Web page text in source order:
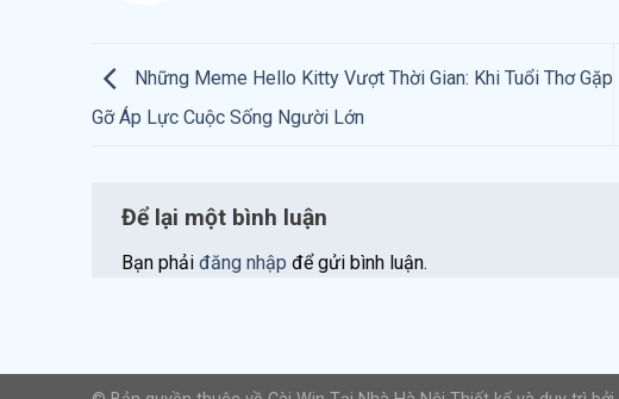
Những Meme Hello Kitty Vượt Thời Gian: Khi Tuổi Thơ Gặp
Gỡ Áp Lực Cuộc Sống Người Lớn
Để lại một bình luận
Bạn phải đăng nhập để gửi bình luận.